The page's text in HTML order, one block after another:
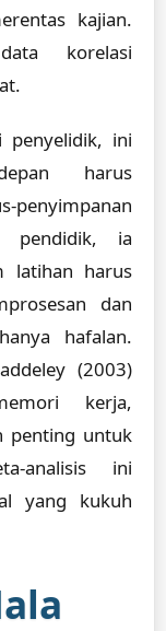
kajian.
korelasi
penyelidik, ini
harus
penyimpanan
pendidik, ia
latihan harus
dan
hafalan.
(2003)
kerja,
penting untuk
analisis ini
yang kukuh